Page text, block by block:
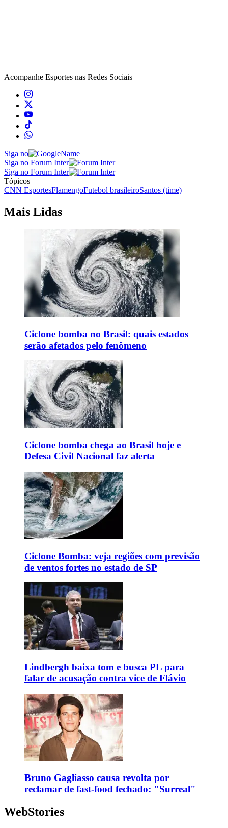
Acompanhe Esportes nas Redes Sociais
Siga no
Siga no Forum Inter
Siga no Forum Inter
Tópicos
CNN EsportesFlamengoFutebol brasileiroSantos (time)
Mais Lidas
Ciclone bomba no Brasil: quais estados
serão afetados pelo fenômeno
Ciclone bomba chega ao Brasil hoje e
Defesa Civil Nacional faz alerta
Ciclone Bomba: veja regiões com previsão
de ventos fortes no estado de SP
Lindbergh baixa tom e busca PL para
falar de acusação contra vice de Flávio
Bruno Gagliasso causa revolta por
reclamar de fast-food fechado: "Surreal"
WebStories